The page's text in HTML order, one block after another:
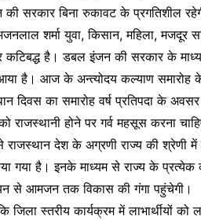
सरकार बिना रुकावट के प्रगतिशील
शर्मा युवा, किसान, महिला, मजदूर
है। डबल इंजन की सरकार के
है। आज के अन्त्योदय कल्याण समारोह
दिवस का समारोह वर्ष प्रतिपदा के
राजस्थानी होने पर गर्व महसूस करना
राजस्थान देश के अग्रणी राज्य की श्रेणी
गया है। इनके माध्यम से राज्य के
से आमजन तक विकास की गंगा पहुंचेगी।
स्तरीय कार्यक्रम में लाभार्थीयों को